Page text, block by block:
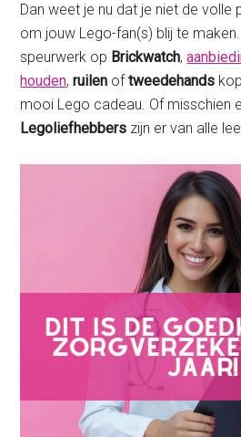
Dan weet je nu dat je niet de volle
om jouw Lego-fan(s) blij te
speurwerk op Brickwatch,
houden,ruilen oftweedehands
mooi Lego cadeau. Of misschien
Legoliefhebbers zijn er van alle